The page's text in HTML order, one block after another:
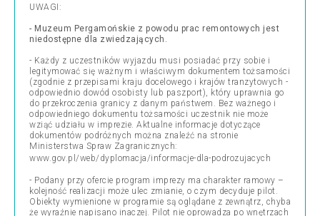
UWAGI:
- Muzeum Pergamońskie z powodu prac remontowych jest
niedostępne dla zwiedzających.
- Każdy z uczestników wyjazdu musi posiadać przy sobie i
legitymować się ważnym i właściwym dokumentem tożsamości
(zgodnie z przepisami kraju docelowego i krajów tranzytowych -
odpowiednio dowód osobisty lub paszport), który uprawnia go
do przekroczenia granicy z danym państwem. Bez ważnego i
odpowiedniego dokumentu tożsamości uczestnik nie może
wziąć udziału w imprezie. Aktualne informacje dotyczące
dokumentów podróżnych można znaleźć na stronie
Ministerstwa Spraw Zagranicznych:
www.gov.pl/web/dyplomacja/informacje-dla-podrozujacych
- Podany przy ofercie program imprezy ma charakter ramowy –
kolejność realizacji może ulec zmianie, o czym decyduje pilot.
Obiekty wymienione w programie są oglądane z zewnątrz, chyba
że wyraźnie napisano inaczej. Pilot nie oprowadza po wnętrzach